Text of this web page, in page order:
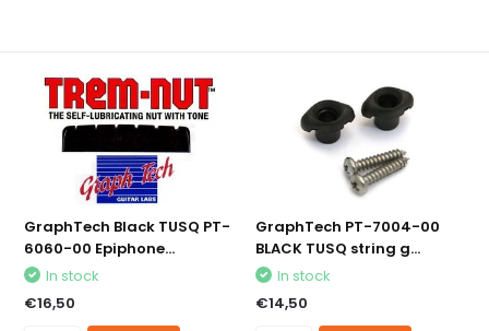
GraphTech Black TUSQ PT-
6060-00 Epiphone...
In stock
€16,50
GraphTech PT-7004-00
BLACK TUSQ string g...
In stock
€14,50